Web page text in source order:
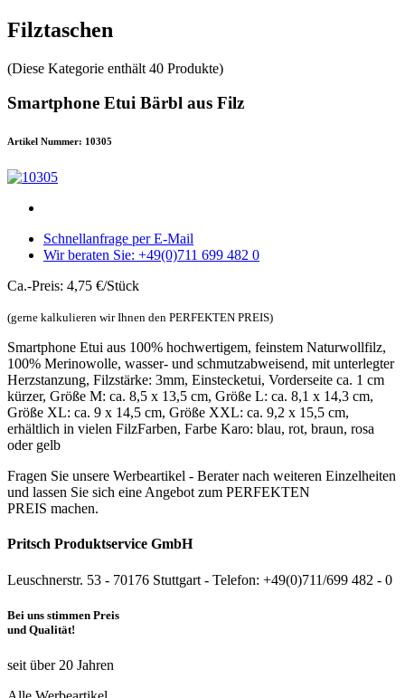
Filztaschen
(Diese Kategorie enthält 40 Produkte)
Smartphone Etui Bärbl aus Filz
Artikel Nummer: 10305
Schnellanfrage per E-Mail
Wir beraten Sie: +49(0)711 699 482 0
Ca.-Preis: 4,75 €/Stück
(gerne kalkulieren wir Ihnen den PERFEKTEN PREIS)
Smartphone Etui aus 100% hochwertigem, feinstem Naturwollfilz,
100% Merinowolle, wasser- und schmutzabweisend, mit unterlegter
Herzstanzung, Filzstärke: 3mm, Einstecketui, Vorderseite ca. 1 cm
kürzer, Größe M: ca. 8,5 x 13,5 cm, Größe L: ca. 8,1 x 14,3 cm,
Größe XL: ca. 9 x 14,5 cm, Größe XXL: ca. 9,2 x 15,5 cm,
erhältlich in vielen FilzFarben, Farbe Karo: blau, rot, braun, rosa
oder gelb
Fragen Sie unsere Werbeartikel - Berater nach weiteren Einzelheiten
und lassen Sie sich eine Angebot zum PERFEKTEN
PREIS machen.
Pritsch Produktservice GmbH
Leuschnerstr. 53 - 70176 Stuttgart - Telefon: +49(0)711/699 482 - 0
Bei uns stimmen Preis
und Qualität!
seit über 20 Jahren